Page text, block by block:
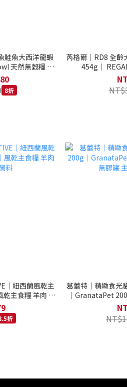
鮭魚大西洋龍蝦
天然無穀糧 4.1
飼料
8折
芮格爾｜RD8 全齡
454g｜
｜紐西蘭風乾主
主食糧 羊肉 全
折
葛蕾特｜精緻食光
｜GranataPet
罐 主